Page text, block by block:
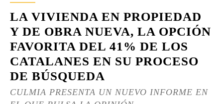
LA VIVIENDA EN PROPIEDAD
Y DE OBRA NUEVA, LA OPCIÓN
FAVORITA DEL 41% DE LOS
CATALANES EN SU PROCESO
DE BÚSQUEDA
CULMIA PRESENTA UN NUEVO INFORME EN